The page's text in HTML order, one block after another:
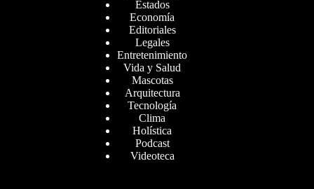
Estados
Economía
Editoriales
Legales
Entretenimiento
Vida y Salud
Mascotas
Arquitectura
Tecnología
Clima
Holística
Podcast
Videoteca